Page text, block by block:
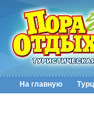
На главную